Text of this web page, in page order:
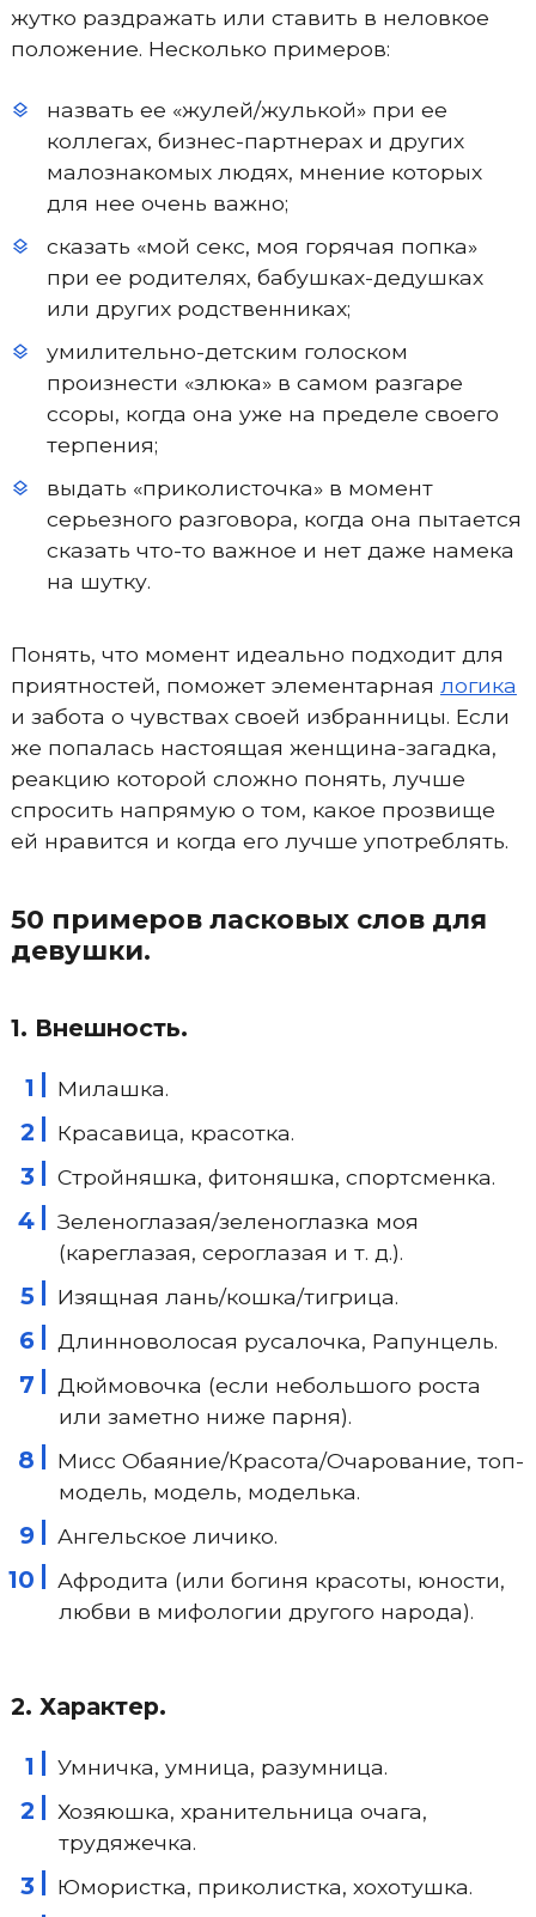
жутко раздражать или ставить в неловкое
положение. Несколько примеров:
назвать ее «жулей/жулькой» при ее
коллегах, бизнес-партнерах и других
малознакомых людях, мнение которых
для нее очень важно;
сказать «мой секс, моя горячая попка»
при ее родителях, бабушках-дедушках
или других родственниках;
умилительно-детским голоском
произнести «злюка» в самом разгаре
ссоры, когда она уже на пределе своего
терпения;
выдать «приколисточка» в момент
серьезного разговора, когда она пытается
сказать что-то важное и нет даже намека
на шутку.
Понять, что момент идеально подходит для
приятностей, поможет элементарная логика
и забота о чувствах своей избранницы. Если
же попалась настоящая женщина-загадка,
реакцию которой сложно понять, лучше
спросить напрямую о том, какое прозвище
ей нравится и когда его лучше употреблять.
50 примеров ласковых слов для
девушки.
1. Внешность.
Милашка.
Красавица, красотка.
Стройняшка, фитоняшка, спортсменка.
Зеленоглазая/зеленоглазка моя
(кареглазая, сероглазая и т. д.).
Изящная лань/кошка/тигрица.
Длинноволосая русалочка, Рапунцель.
Дюймовочка (если небольшого роста
или заметно ниже парня).
Мисс Обаяние/Красота/Очарование, топ-
модель, модель, моделька.
Ангельское личико.
Афродита (или богиня красоты, юности,
любви в мифологии другого народа).
2. Характер.
Умничка, умница, разумница.
Хозяюшка, хранительница очага,
трудяжечка.
Юмористка, приколистка, хохотушка.